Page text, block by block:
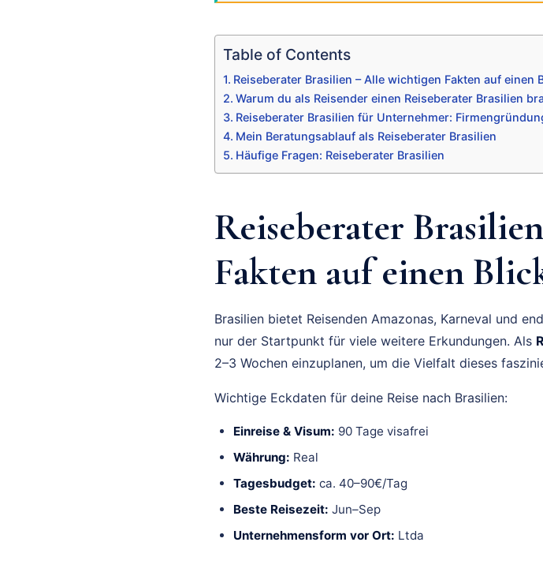
Table of Contents
Reiseberater Brasilien – Alle wichtigen Fakten auf einen
Warum du als Reisender einen Reiseberater Brasilien
Reiseberater Brasilien für Unternehmer:
Mein Beratungsablauf als Reiseberater Brasilien
Häufige Fragen: Reiseberater Brasilien
Reiseberater
Fakten auf einen
Brasilien bietet Reisenden Amazonas, Karneval und
nur der Startpunkt für viele weitere Erkundungen. Als
2–3 Wochen einzuplanen, um die Vielfalt dieses
Wichtige Eckdaten für deine Reise nach Brasilien:
Einreise & Visum: 90 Tage visafrei
Währung: Real
Tagesbudget: ca. 40–90€/Tag
Beste Reisezeit: Jun–Sep
Unternehmensform vor Ort: Ltda